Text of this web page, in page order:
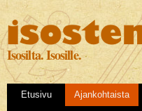
Isosilta. Isosille.
Etusivu Ajankohtaista